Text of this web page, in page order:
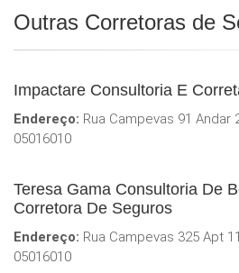
Outras Corretoras de
Impactare Consultoria E
Endereço: Rua Campevas 91 Andar
05016010
Teresa Gama Consultoria De
Corretora De Seguros
Endereço: Rua Campevas 325 Apt
05016010